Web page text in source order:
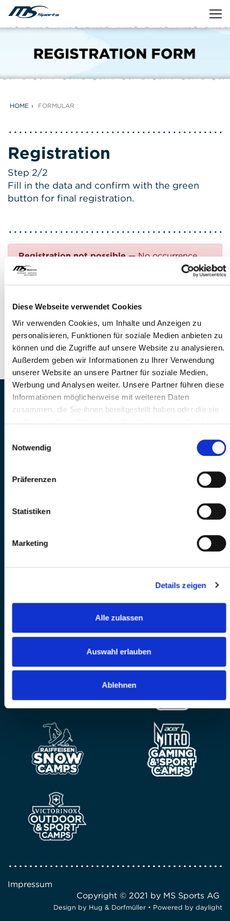
Diese Webseite verwendet Cookies
Wir verwenden Cookies, um Inhalte und Anzeigen zu
personalisieren, Funktionen für soziale Medien anbieten zu
können und die Zugriffe auf unsere Website zu analysieren.
Außerdem geben wir Informationen zu Ihrer Verwendung
unserer Website an unsere Partner für soziale Medien,
Werbung und Analysen weiter. Unsere Partner führen diese
Informationen möglicherweise mit weiteren Daten
zusammen, die Sie ihnen bereitgestellt haben oder die sie
Notwendig
Präferenzen
Statistiken
Marketing
Details zeigen
Alle zulassen
Auswahl erlauben
Ablehnen
HOME FORMULAR
Registration
Step 2/2
Fill in the data and confirm with the green
button for final registration.
Registration not possible— No occurrence
found
Questions?
FEEL FREE TO CONTACT US!
Phone: +41 41 260 33 67
E-mail:info(at)mssports.ch
MS Sports AG • Sonnenrain 3b • CH-6221
MS Sports folgen
Impressum
Copyright © 2021 by MS Sports AG
Design by Hug & Dorfmüller • Powered by daylight